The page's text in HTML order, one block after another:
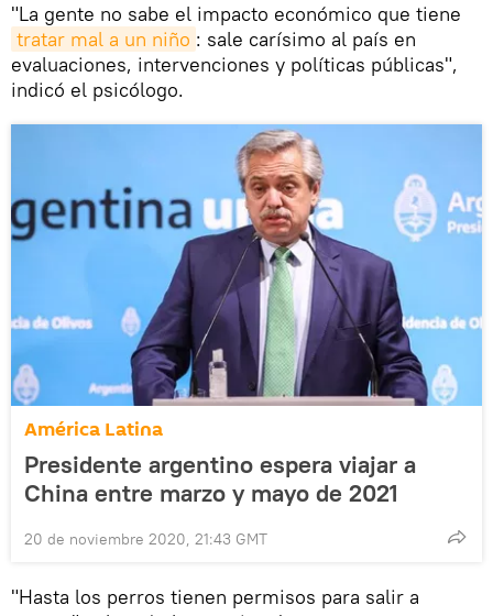
"La gente no sabe el impacto económico que tiene
tratar mal a un niño : sale carísimo al país en
evaluaciones, intervenciones y políticas públicas",
indicó el psicólogo.
América Latina
Presidente argentino espera viajar a
China entre marzo y mayo de 2021
20 de noviembre 2020, 21:43 GMT
"Hasta los perros tienen permisos para salir a